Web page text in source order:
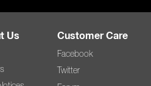
Us Customer Care
Facebook
Twitter